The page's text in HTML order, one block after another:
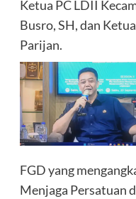
Ketua PC LDII
Busro, SH, dan
Parijan.
FGD yang
Menjaga Persatuan